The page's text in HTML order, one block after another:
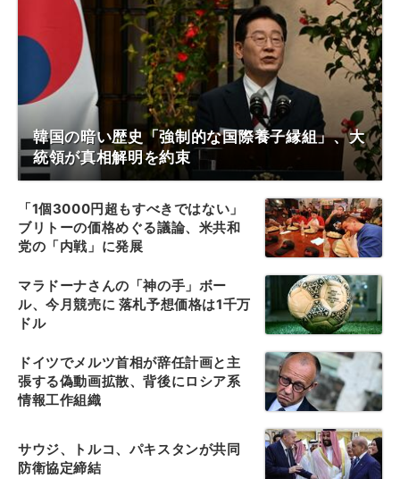
韓国の暗い歴史「強制的な国際養子縁組」、大
統領が真相解明を約束
「1個3000円超もすべきではない」
ブリトーの価格めぐる議論、米共和
党の「内戦」に発展
マラドーナさんの「神の手」ボー
ル、今月競売に 落札予想価格は1千万
ドル
ドイツでメルツ首相が辞任計画と主
張する偽動画拡散、背後にロシア系
情報工作組織
サウジ、トルコ、パキスタンが共同
防衛協定締結